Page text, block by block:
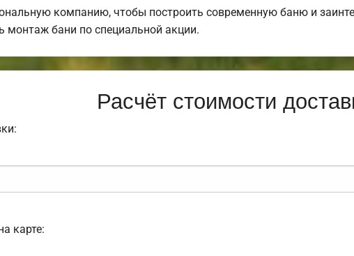
компанию, чтобы построить современную баню и
монтаж бани по специальной акции.
Расчёт стоимости
карте: